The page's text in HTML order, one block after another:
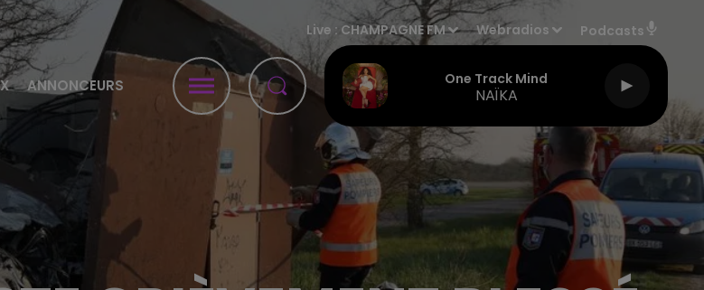
ANNONCEURS
Live : CHAMPAGNE FM Webradios Podcasts
One Track Mind
NAÏKA